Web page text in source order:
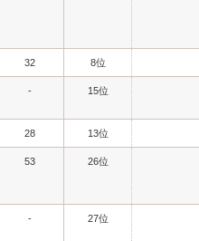
32 8位
- 15位
28 13位
53 26位
- 27位